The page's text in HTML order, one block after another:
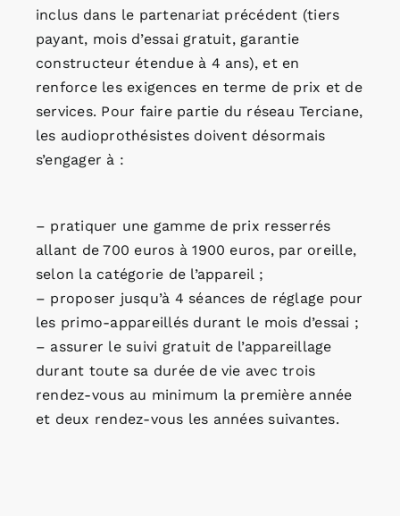
inclus dans le partenariat précédent (tiers
payant, mois d’essai gratuit, garantie
constructeur étendue à 4 ans), et en
renforce les exigences en terme de prix et de
services. Pour faire partie du réseau Terciane,
les audioprothésistes doivent désormais
s’engager à :
– pratiquer une gamme de prix resserrés
allant de 700 euros à 1900 euros, par oreille,
selon la catégorie de l’appareil ;
– proposer jusqu’à 4 séances de réglage pour
les primo-appareillés durant le mois d’essai ;
– assurer le suivi gratuit de l’appareillage
durant toute sa durée de vie avec trois
rendez-vous au minimum la première année
et deux rendez-vous les années suivantes.